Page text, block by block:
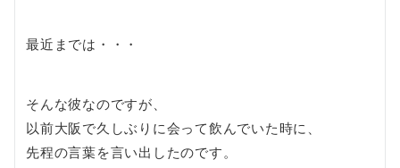
最近までは・・・
そんな彼なのですが、
以前大阪で久しぶりに会って飲んでいた時に、
先程の言葉を言い出したのです。